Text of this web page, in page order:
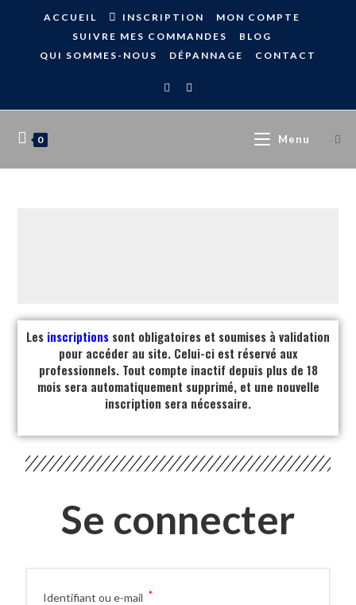
ACCUEIL INSCRIPTION
MON COMPTE
SUIVRE MES COMMANDES
BLOG
QUI SOMMES-NOUS
DÉPANNAGE CONTACT
0 Menu
Les inscriptions sont obligatoires et soumises à validation
pour accéder au site. Celui-ci est réservé aux
professionnels. Tout compte inactif depuis plus de 18
mois sera automatiquement supprimé, et une nouvelle
inscription sera nécessaire.
Se connecter
Identifiant ou e-mail *